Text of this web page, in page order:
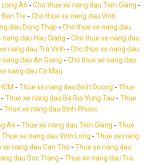
An - Cho thue xe nang dau Tien Giang -
Tre - Cho thue xe nang dau Vinh
dau Dong Thap - Cho thue xe nang dau
nang dau Hau Giang - Cho thue xe nang dau
nang dau Tra Vinh - Cho thue xe nang dau
nang dau An Giang - Cho thue xe nang dau
nang dau Ca Mau
- Thue xe nang dau Binh Duong - Thue
- Thue xe nang dau Ba Ria Vung Tau - Thue
- Thue xe nang dau Binh Phuoc
An - Thue xe nang dau Tien Giang - Thue
Thue xe nang dau Vinh Long - Thue xe nang
xe nang dau Can Tho - Thue xe nang dau
dau Soc Trang - Thue xe nang dau Tra